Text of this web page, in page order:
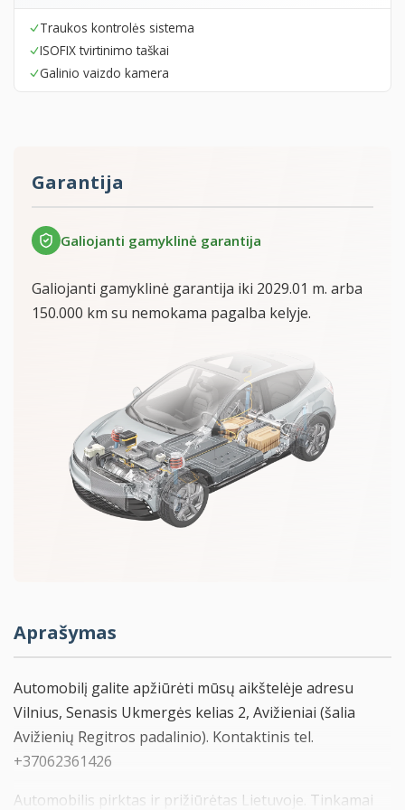
Traukos kontrolės sistema
ISOFIX tvirtinimo taškai
Galinio vaizdo kamera
Garantija
Galiojanti gamyklinė garantija
Galiojanti gamyklinė garantija iki 2029.01 m. arba
150.000 km su nemokama pagalba kelyje.
Aprašymas
Automobilį galite apžiūrėti mūsų aikštelėje adresu
Vilnius, Senasis Ukmergės kelias 2, Avižieniai (šalia
Avižienių Regitros padalinio). Kontaktinis tel.
+37062361426
Automobilis pirktas ir prižiūrėtas Lietuvoje. Tinkamai